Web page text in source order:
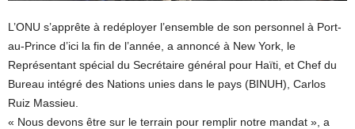
L’ONU s’apprête à redéployer l’ensemble de son personnel à Port-
au-Prince d’ici la fin de l’année, a annoncé à New York, le
Représentant spécial du Secrétaire général pour Haïti, et Chef du
Bureau intégré des Nations unies dans le pays (BINUH), Carlos
Ruiz Massieu.
« Nous devons être sur le terrain pour remplir notre mandat », a